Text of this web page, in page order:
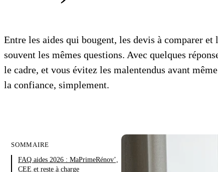
Entre les aides qui bougent, les devis à comparer
souvent les mêmes questions. Avec quelques
le cadre, et vous évitez les malentendus avant
la confiance, simplement.
SOMMAIRE
FAQ aides 2026 : MaPrimeRénov’,
CEE et reste à charge